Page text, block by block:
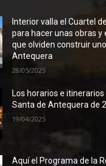
Interior valla el Cuartel
para hacer unas obras y
que olviden construir
Antequera
28/05/2025
Los horarios e
Santa de Antequera de
19/04/2025
Aquí el Programa de la